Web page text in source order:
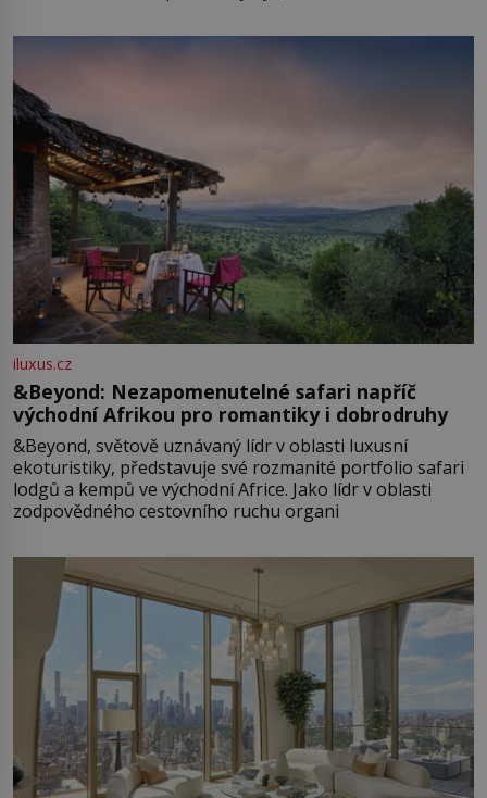
iluxus.cz
&Beyond: Nezapomenutelné safari napříč
východní Afrikou pro romantiky i dobrodruhy
&Beyond, světově uznávaný lídr v oblasti luxusní
ekoturistiky, představuje své rozmanité portfolio safari
lodgů a kempů ve východní Africe. Jako lídr v oblasti
zodpovědného cestovního ruchu organi